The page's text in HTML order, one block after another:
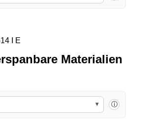
Materialien
▾ ⓘ